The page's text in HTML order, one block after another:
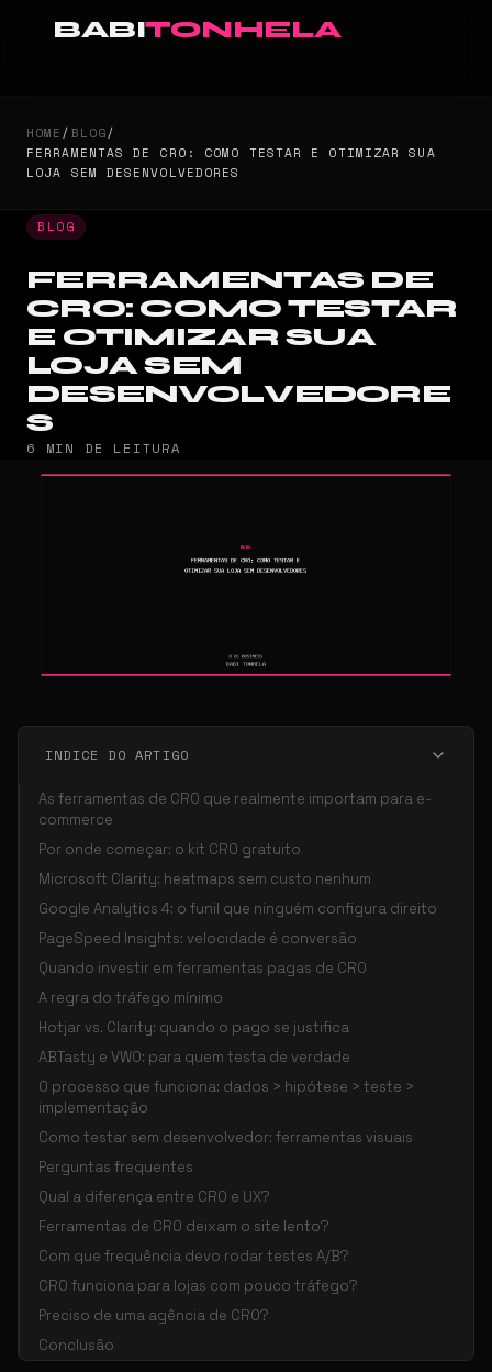
BABITONHELA
HOME/BLOG/
FERRAMENTAS DE CRO: COMO TESTAR E OTIMIZAR SUA
LOJA SEM DESENVOLVEDORES
BLOG
FERRAMENTAS DE
CRO: COMO TESTAR
E OTIMIZAR SUA
LOJA SEM
DESENVOLVEDORE
S
6 MIN DE LEITURA
INDICE DO ARTIGO
As ferramentas de CRO que realmente importam para e-
commerce
Por onde começar: o kit CRO gratuito
Microsoft Clarity: heatmaps sem custo nenhum
Google Analytics 4: o funil que ninguém configura direito
PageSpeed Insights: velocidade é conversão
Quando investir em ferramentas pagas de CRO
A regra do tráfego mínimo
Hotjar vs. Clarity: quando o pago se justifica
ABTasty e VWO: para quem testa de verdade
O processo que funciona: dados > hipótese > teste >
implementação
Como testar sem desenvolvedor: ferramentas visuais
Perguntas frequentes
Qual a diferença entre CRO e UX?
Ferramentas de CRO deixam o site lento?
Com que frequência devo rodar testes A/B?
CRO funciona para lojas com pouco tráfego?
Preciso de uma agência de CRO?
Conclusão